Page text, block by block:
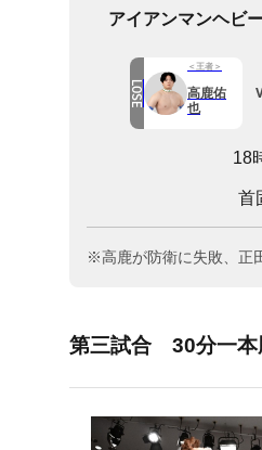
アイアンマンヘビ
LOSE
＜王者＞
高鹿佑
也
18
首
※高鹿が防衛に失敗、正
第三試合 30分一本